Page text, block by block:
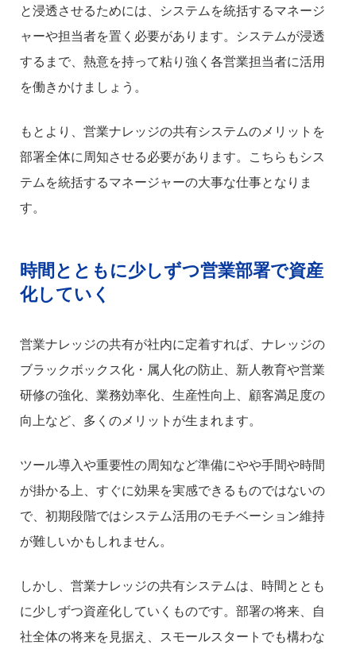
と浸透させるためには、システムを統括するマネージ
ャーや担当者を置く必要があります。システムが浸透
するまで、熱意を持って粘り強く各営業担当者に活用
を働きかけましょう。
もとより、営業ナレッジの共有システムのメリットを
部署全体に周知させる必要があります。こちらもシス
テムを統括するマネージャーの大事な仕事となりま
す。
時間とともに少しずつ営業部署で資産
化していく
営業ナレッジの共有が社内に定着すれば、ナレッジの
ブラックボックス化・属人化の防止、新人教育や営業
研修の強化、業務効率化、生産性向上、顧客満足度の
向上など、多くのメリットが生まれます。
ツール導入や重要性の周知など準備にやや手間や時間
が掛かる上、すぐに効果を実感できるものではないの
で、初期段階ではシステム活用のモチベーション維持
が難しいかもしれません。
しかし、営業ナレッジの共有システムは、時間ととも
に少しずつ資産化していくものです。部署の将来、自
社全体の将来を見据え、スモールスタートでも構わな